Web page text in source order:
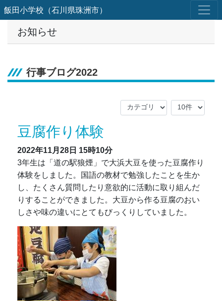
飯田小学校（石川県珠洲市）
お知らせ
行事ブログ2022
豆腐作り体験
2022年11月28日 15時10分
3年生は「道の駅狼煙」で大浜大豆を使った豆腐作り
体験をしました。国語の教材で勉強したことを生か
し、たくさん質問したり意欲的に活動に取り組んだ
りすることができました。大豆から作る豆腐のおい
しさや味の違いにとてもびっくりしていました。